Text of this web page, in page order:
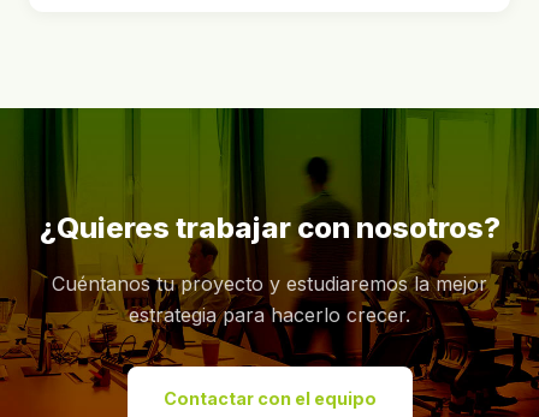
¿Quieres trabajar con nosotros?
Cuéntanos tu proyecto y estudiaremos la mejor
estrategia para hacerlo crecer.
Contactar con el equipo